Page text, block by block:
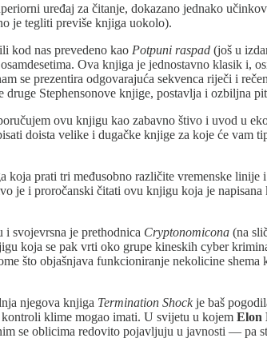
uređaj za čitanje, dokazano jednako
je tegliti previše knjiga uokolo).
ili kod nas prevedeno kao Potpuni raspad (još u
Ova knjiga je jednostavno klasik i,
se prezentira odgovarajuća sekvenca riječi i
Stephensonove knjige, postavlja i ozbiljna
ovu knjigu kao zabavno štivo i uvod u
doista velike i dugačke knjige za koje će vam
prati tri međusobno različite vremenske linije
je i proročanski čitati ovu knjigu koja je
i svojevrsna je prethodnica Cryptonomicona (na
koja se pak vrti oko grupe kineskih cyber
što objašnjava funkcioniranje nekolicine
njegova knjiga Termination Shockje baš
klime mogao imati. U svijetu u kojem Elon
se oblicima redovito pojavljuju u javnosti — pa